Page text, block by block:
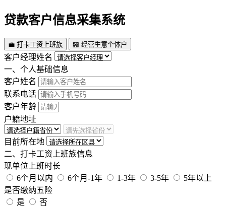
贷款客户信息采集系统
💼 打卡工资上班族 🏪 经营生意个体户
客户经理姓名
一、个人基础信息
客户姓名
联系电话
客户年龄
户籍地址
目前所在地
二、打卡工资上班族信息
现单位上班时长
6个月以内
6个月-1年 1-3年 3-5年
5年以上
是否缴纳五险
是
否